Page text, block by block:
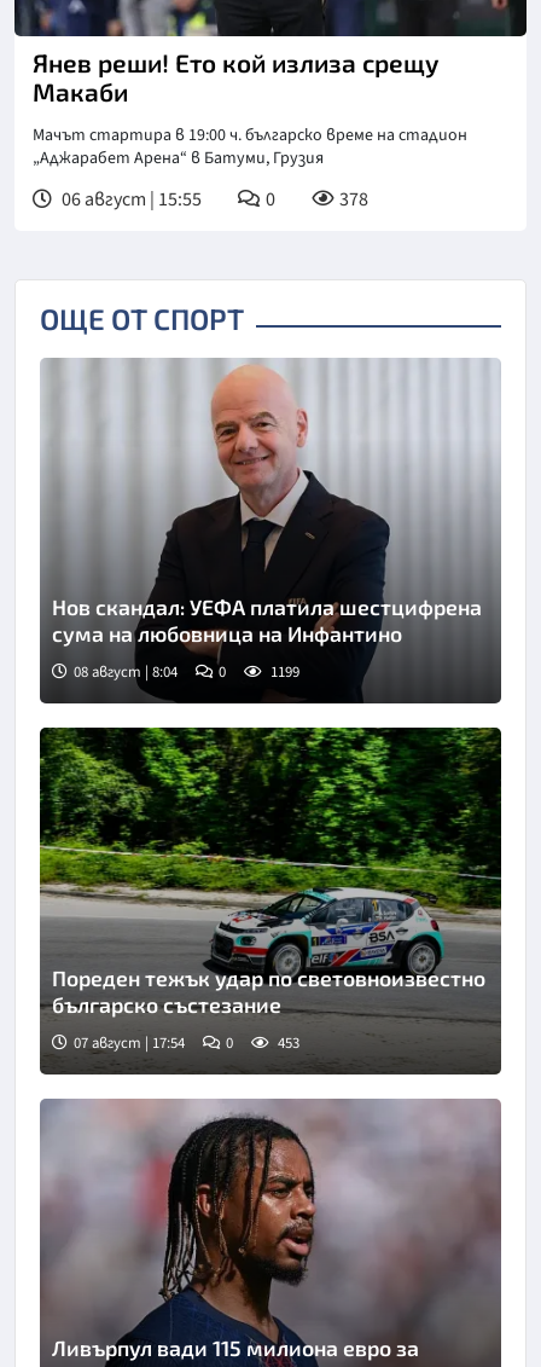
Янев реши! Ето кой излиза срещу
Макаби
Мачът стартира в 19:00 ч. българско време на стадион
„Аджарабет Арена“ в Батуми, Грузия
06 август | 15:55 0 378
ОЩЕ ОТ СПОРТ
Нов скандал: УЕФА платила шестцифрена
сума на любовница на Инфантино
08 август | 8:04 0 1199
Пореден тежък удар по световноизвестно
българско състезание
07 август | 17:54 0 453
Ливърпул вади 115 милиона евро за